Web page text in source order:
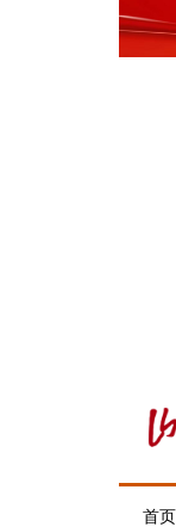
首页